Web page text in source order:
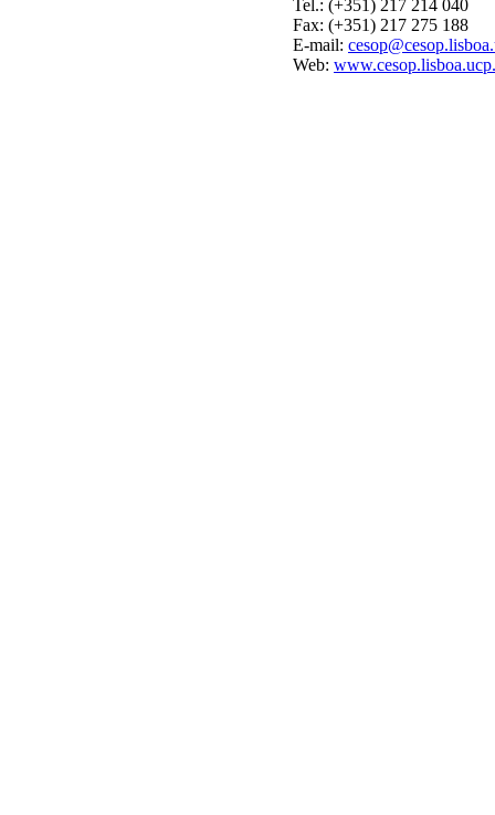
Tel.: (+351) 217 214 040
Fax: (+351) 217 275 188
E-mail:
Web: